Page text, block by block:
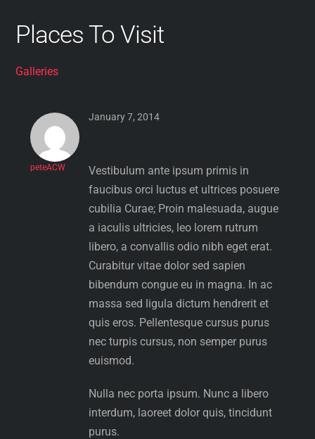
Places To Visit
Galleries
peteACW
January 7, 2014
Vestibulum ante ipsum primis in
faucibus orci luctus et ultrices posuere
cubilia Curae; Proin malesuada, augue
a iaculis ultricies, leo lorem rutrum
libero, a convallis odio nibh eget erat.
Curabitur vitae dolor sed sapien
bibendum congue eu in magna. In ac
massa sed ligula dictum hendrerit et
quis eros. Pellentesque cursus purus
nec turpis cursus, non semper purus
euismod.
Nulla nec porta ipsum. Nunc a libero
interdum, laoreet dolor quis, tincidunt
purus.